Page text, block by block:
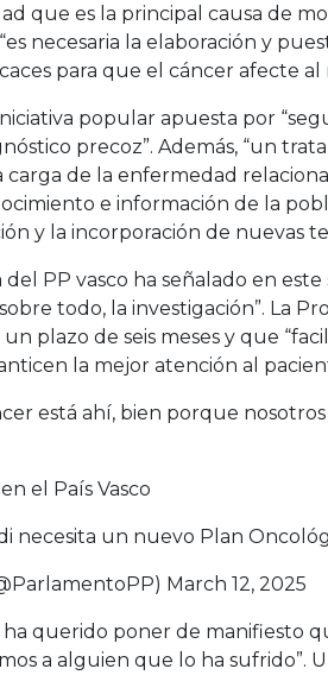
que es la principal causa de
necesaria la elaboración y
para que el cáncer afecte
popular apuesta por
precoz”. Además, “un
carga de la enfermedad
e información de la
y la incorporación de nuevas
PP vasco ha señalado en
todo, la investigación”. La
plazo de seis meses y que
la mejor atención al
está ahí, bien porque
el País Vasco
necesita un nuevo Plan
March 12, 2025
querido poner de manifiesto
a alguien que lo ha sufrido”.